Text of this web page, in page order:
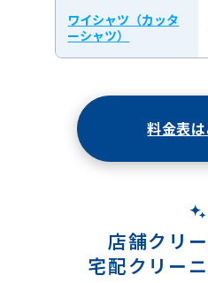
ワイシャツ（カッタ
ーシャツ）
料金表
店舗クリ
宅配クリー